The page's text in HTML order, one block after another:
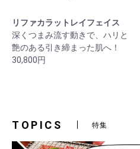
リファカラットレイフェイス
深くつまみ流す動きで、ハリと
艶のある引き締まった肌へ！
30,800円
TOPICS 特集